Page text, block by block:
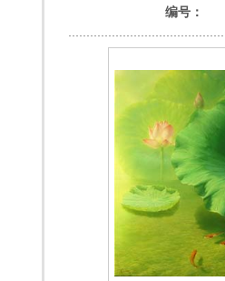
编号：